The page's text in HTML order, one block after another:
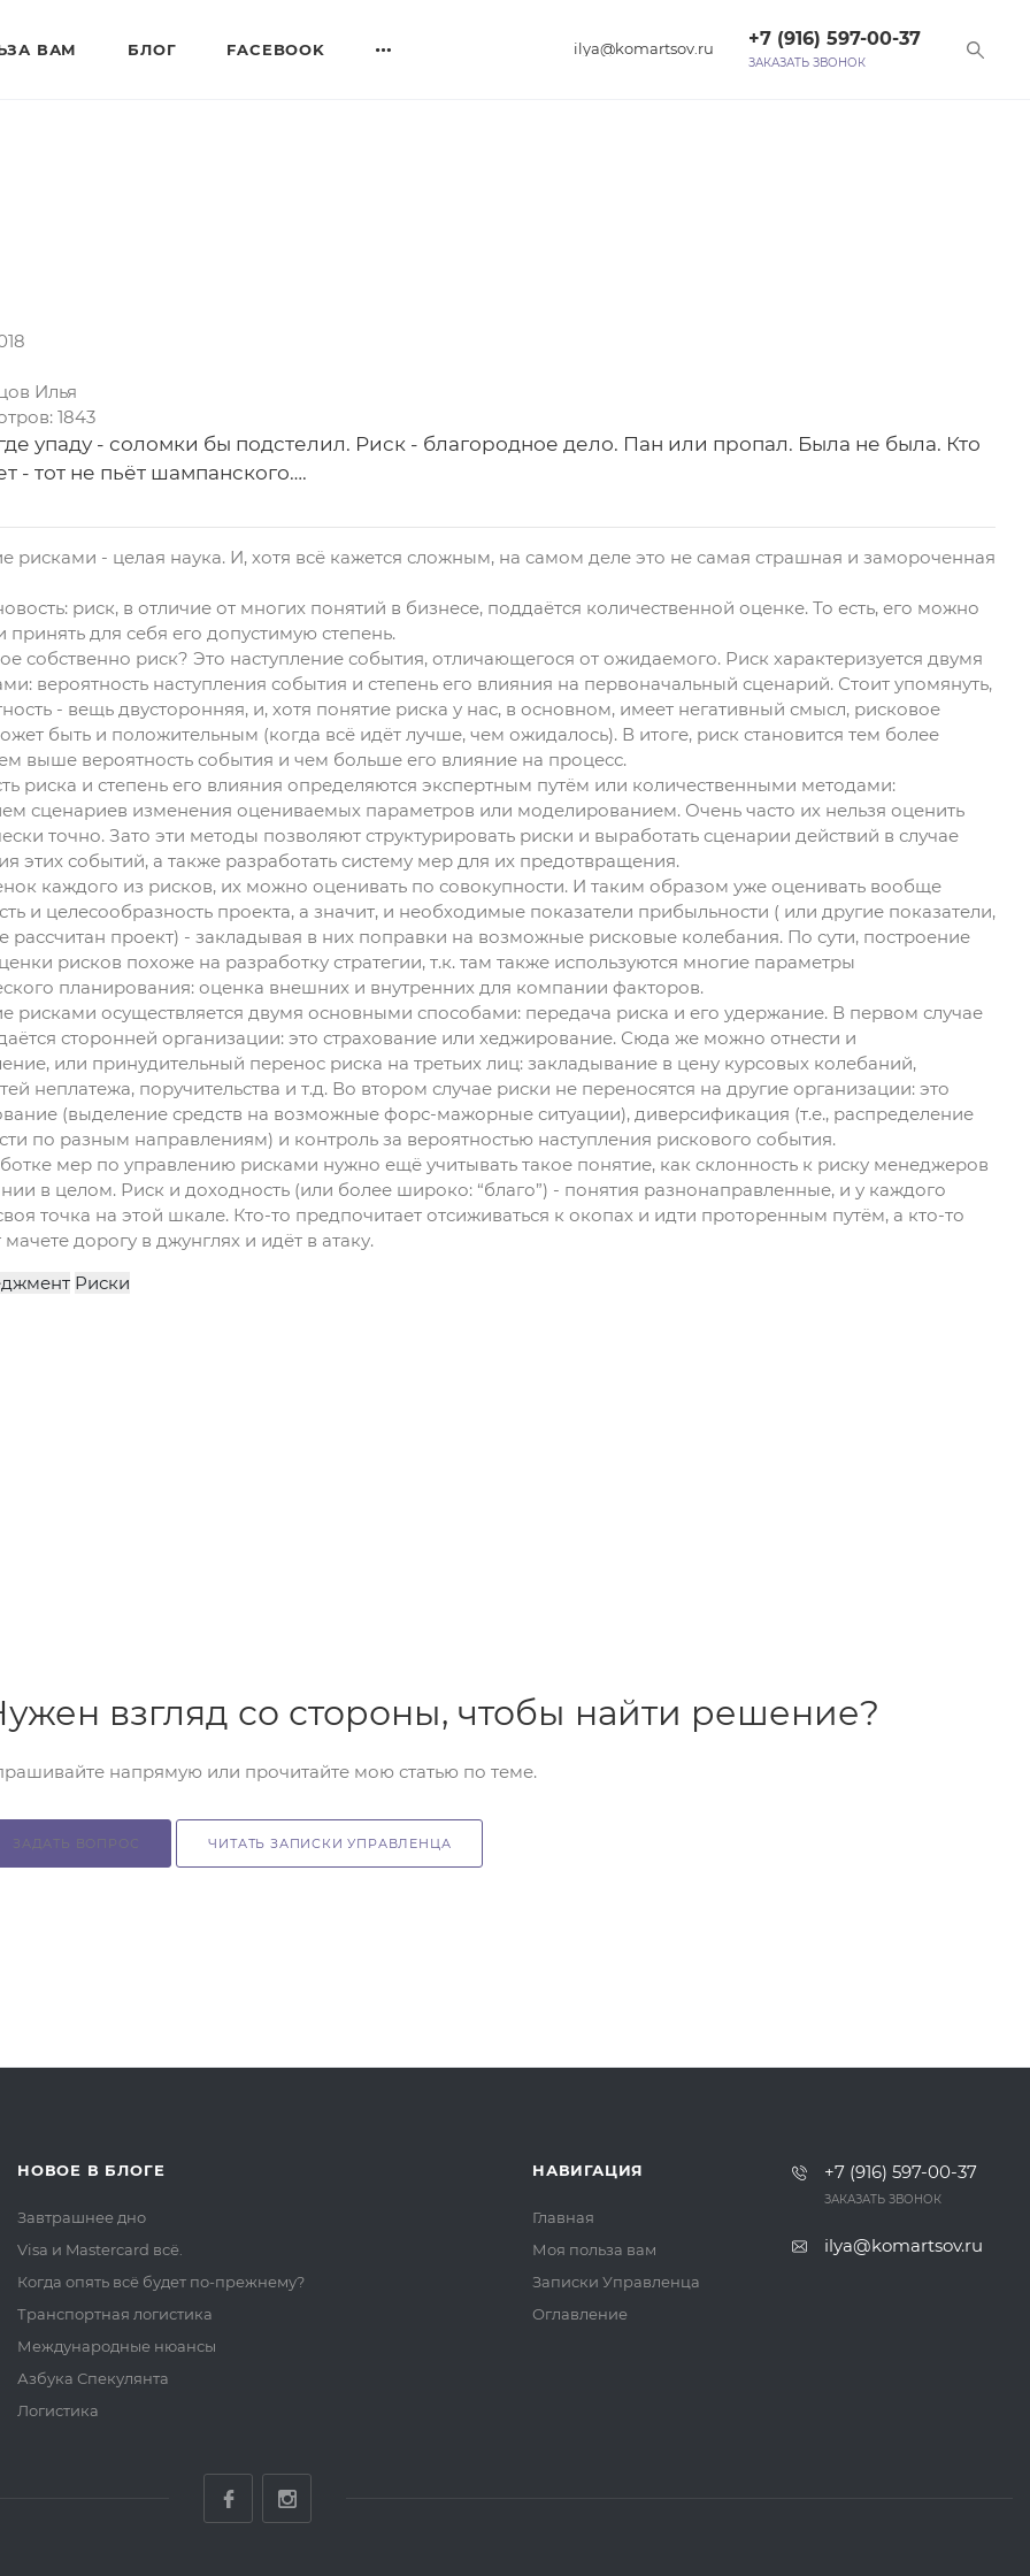
ВАМ БЛОГ FACEBOOK ilya@komartsov.ru +7 (916) 597-00-37‬
ЗАКАЗАТЬ ЗВОНОК
Илья
1843
упаду - соломки бы подстелил. Риск - благородное дело. Пан или пропал. Была не была. Кто
- тот не пьёт шампанского….
рисками - целая наука. И, хотя всё кажется сложным, на самом деле это не самая страшная и замороченная
риск, в отличие от многих понятий в бизнесе, поддаётся количественной оценке. То есть, его можно
принять для себя его допустимую степень.
собственно риск? Это наступление события, отличающегося от ожидаемого. Риск характеризуется двумя
вероятность наступления события и степень его влияния на первоначальный сценарий. Стоит упомянуть,
- вещь двусторонняя, и, хотя понятие риска у нас, в основном, имеет негативный смысл, рисковое
быть и положительным (когда всё идёт лучше, чем ожидалось). В итоге, риск становится тем более
выше вероятность события и чем больше его влияние на процесс.
риска и степень его влияния определяются экспертным путём или количественными методами:
сценариев изменения оцениваемых параметров или моделированием. Очень часто их нельзя оценить
точно. Зато эти методы позволяют структурировать риски и выработать сценарии действий в случае
этих событий, а также разработать систему мер для их предотвращения.
каждого из рисков, их можно оценивать по совокупности. И таким образом уже оценивать вообще
и целесообразность проекта, а значит, и необходимые показатели прибыльности ( или другие показатели,
рассчитан проект) - закладывая в них поправки на возможные рисковые колебания. По сути, построение
рисков похоже на разработку стратегии, т.к. там также используются многие параметры
планирования: оценка внешних и внутренних для компании факторов.
рисками осуществляется двумя основными способами: передача риска и его удержание. В первом случае
сторонней организации: это страхование или хеджирование. Сюда же можно отнести и
или принудительный перенос риска на третьих лиц: закладывание в цену курсовых колебаний,
неплатежа, поручительства и т.д. Во втором случае риски не переносятся на другие организации: это
(выделение средств на возможные форс-мажорные ситуации), диверсификация (т.е., распределение
по разным направлениям) и контроль за вероятностью наступления рискового события.
мер по управлению рисками нужно ещё учитывать такое понятие, как склонность к риску менеджеров
в целом. Риск и доходность (или более широко: “благо”) - понятия разнонаправленные, и у каждого
точка на этой шкале. Кто-то предпочитает отсиживаться к окопах и идти проторенным путём, а кто-то
дорогу в джунглях и идёт в атаку.
Риски
взгляд со стороны, чтобы найти решение?
напрямую или прочитайте мою статью по теме.
ЗАДАТЬ ВОПРОС ЧИТАТЬ ЗАПИСКИ УПРАВЛЕНЦА
НОВОЕ В БЛОГЕ
Завтрашнее дно
Visa и Mastercard всё.
Когда опять всё будет по-прежнему?
Транспортная логистика
Международные нюансы
Азбука Спекулянта
Логистика
НАВИГАЦИЯ
Главная
Моя польза вам
Записки Управленца
Оглавление
+7 (916) 597-00-37‬
ЗАКАЗАТЬ ЗВОНОК
ilya@komartsov.ru